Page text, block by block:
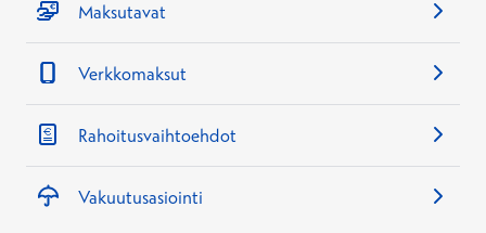
Maksutavat
Verkkomaksut
Rahoitusvaihtoehdot
Vakuutusasiointi